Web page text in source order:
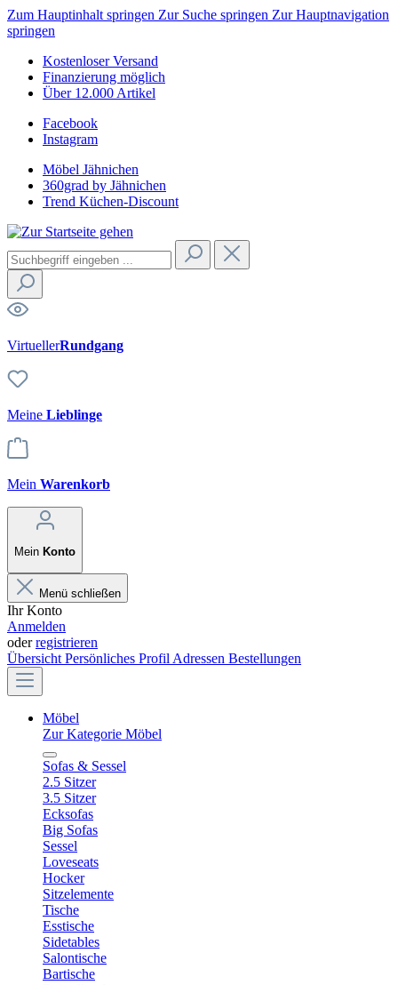
Zum Hauptinhalt springen Zur Suche springen Zur Hauptnavigation
springen
Kostenloser Versand
Finanzierung möglich
Über 12.000 Artikel
Facebook
Instagram
Möbel Jähnichen
360grad by Jähnichen
Trend Küchen-Discount
VirtuellerRundgang
Meine Lieblinge
Mein Warenkorb
Mein Konto
Menü schließen
Ihr Konto
Anmelden
oderregistrieren
Übersicht Persönliches Profil Adressen Bestellungen
Möbel
Zur Kategorie Möbel
Sofas & Sessel
2.5 Sitzer
3.5 Sitzer
Ecksofas
Big Sofas
Sessel
Loveseats
Hocker
Sitzelemente
Tische
Esstische
Sidetables
Salontische
Bartische